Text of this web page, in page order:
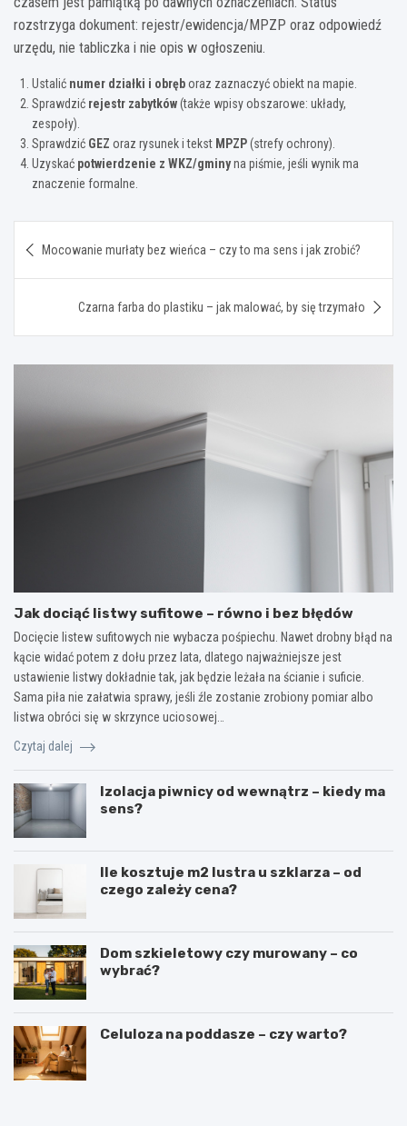
rozstrzyga dokument: rejestr/ewidencja/MPZP oraz odpowiedź
urzędu, nie tabliczka i nie opis w ogłoszeniu.
Ustalić numer działki i obręboraz zaznaczyć obiekt na mapie.
Sprawdzić rejestr zabytków(także wpisy obszarowe: układy,
zespoły).
Sprawdzić GEZ oraz rysunek i tekst MPZP(strefy ochrony).
Uzyskać potwierdzenie z WKZ/gminyna piśmie, jeśli wynik ma
znaczenie formalne.
wpisu
Mocowanie murłaty bez wieńca – czy to ma sens i jak zrobić?
Czarna farba do plastiku – jak malować, by się trzymało
Jak dociąć listwy sufitowe – równo i bez błędów
Docięcie listew sufitowych nie wybacza pośpiechu. Nawet drobny błąd na
kącie widać potem z dołu przez lata, dlatego najważniejsze jest
ustawienie listwy dokładnie tak, jak będzie leżała na ścianie i suficie.
Sama piła nie załatwia sprawy, jeśli źle zostanie zrobiony pomiar albo
listwa obróci się w skrzynce uciosowej…
Czytaj dalej
Izolacja piwnicy od wewnątrz – kiedy ma
sens?
Ile kosztuje m2 lustra u szklarza – od
czego zależy cena?
Dom szkieletowy czy murowany – co
wybrać?
Celuloza na poddasze – czy warto?
N
B